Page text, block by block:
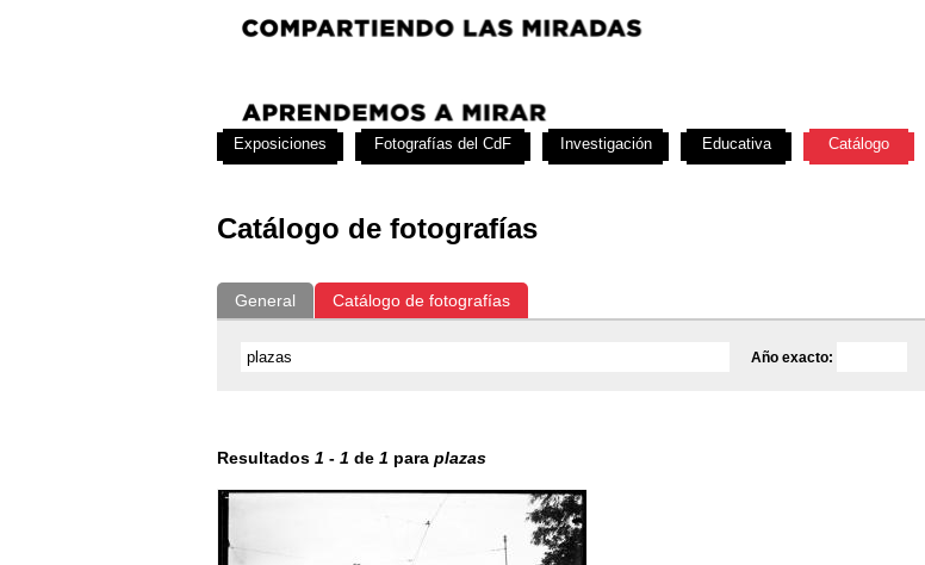
Catálogo de fotografías
General Catálogo de fotografías
Año exacto:
Resultados 1 - 1 de 1 para plazas
Exposiciones Fotografías del CdF Investigación Educativa Catálogo